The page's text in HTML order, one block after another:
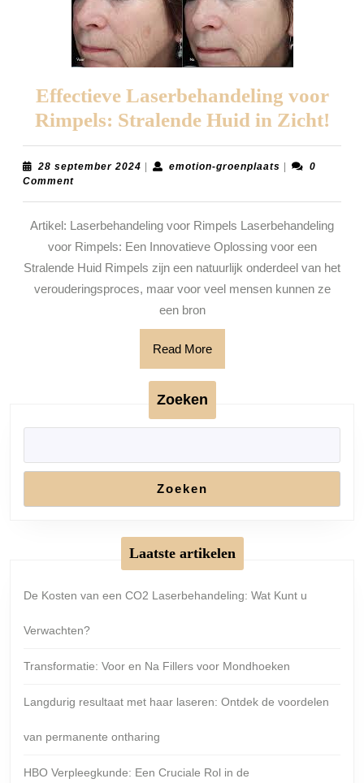
Effectieve Laserbehandeling voor
Rimpels: Stralende Huid in Zicht!
in
28 september 2024 28
emotion-groenplaatsemotion-
0
Comment
Artikel: Laserbehandeling voor Rimpels Laserbehandeling
voor Rimpels: Een Innovatieve Oplossing voor een
Stralende Huid Rimpels zijn een natuurlijk onderdeel van het
verouderingsproces, maar voor veel mensen kunnen ze
een bron
Read MoreRead
More
Zoeken
Zoeken
Laatste artikelen
De Kosten van een CO2 Laserbehandeling: Wat Kunt u
Verwachten?
Transformatie: Voor en Na Fillers voor Mondhoeken
Langdurig resultaat met haar laseren: Ontdek de voordelen
van permanente ontharing
HBO Verpleegkunde: Een Cruciale Rol in de